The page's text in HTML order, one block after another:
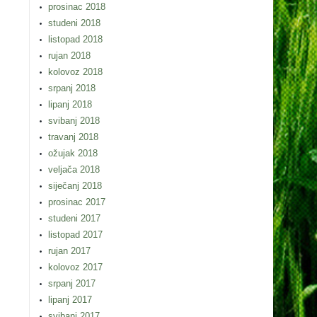
prosinac 2018
studeni 2018
listopad 2018
rujan 2018
kolovoz 2018
srpanj 2018
lipanj 2018
svibanj 2018
travanj 2018
ožujak 2018
veljača 2018
siječanj 2018
prosinac 2017
studeni 2017
listopad 2017
rujan 2017
kolovoz 2017
srpanj 2017
lipanj 2017